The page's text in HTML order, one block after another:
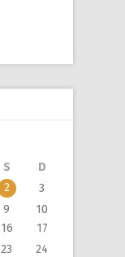
S
D
2
3
9
10
16
17
23
24